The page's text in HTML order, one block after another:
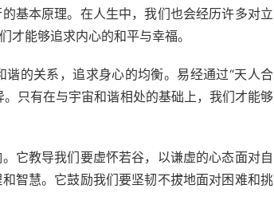
基本原理。在人生中，我们也会经历许多对立
才能够追求内心的和平与幸福。
的关系，追求身心的均衡。易经通过“天人合
只有在与宇宙和谐相处的基础上，我们才能够
它教导我们要虚怀若谷，以谦虚的心态面对自
智慧。它鼓励我们要坚韧不拔地面对困难和挑